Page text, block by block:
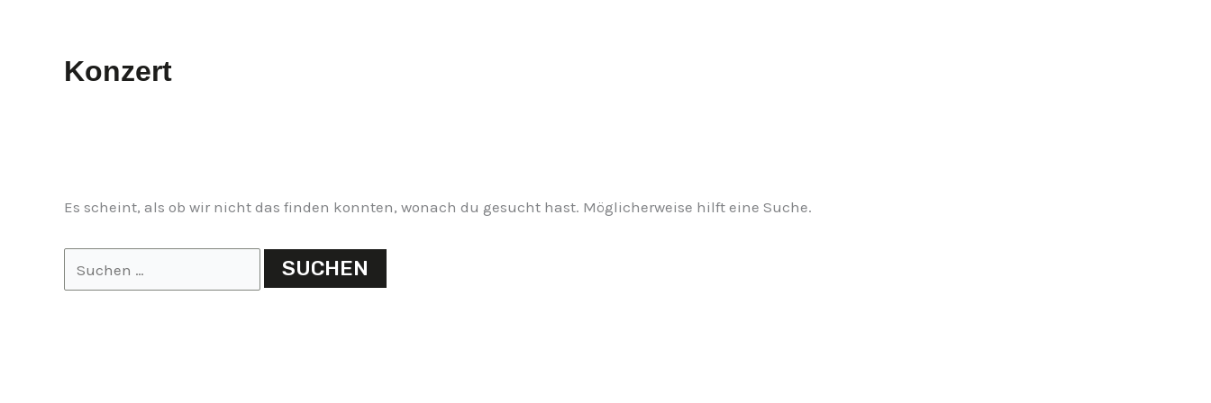
Konzert
Es scheint, als ob wir nicht das finden konnten, wonach du gesucht hast. Möglicherweise hilft eine Suche.